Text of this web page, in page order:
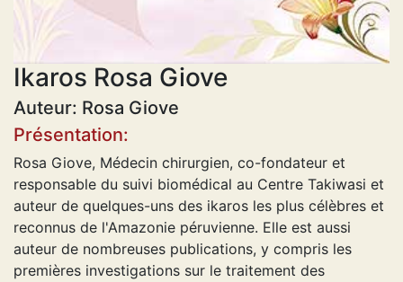
Ikaros Rosa Giove
Auteur: Rosa Giove
Présentation:
Rosa Giove, Médecin chirurgien, co-fondateur et
responsable du suivi biomédical au Centre Takiwasi et
auteur de quelques-uns des ikaros les plus célèbres et
reconnus de l'Amazonie péruvienne. Elle est aussi
auteur de nombreuses publications, y compris les
premières investigations sur le traitement des